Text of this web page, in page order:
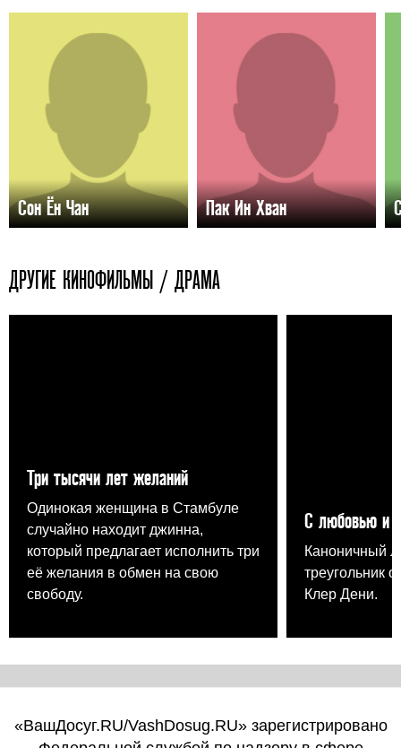
Сон Ён Чан Пак Ин Хван
ДРУГИЕ КИНОФИЛЬМЫ / ДРАМА
Три тысячи лет желаний
Одинокая женщина в Стамбуле
случайно находит джинна,
который предлагает исполнить три
её желания в обмен на свою
свободу.
С любовью и
Каноничный
треугольник
Клер Дени.
«ВашДосуг.RU/VashDosug.RU» зарегистрировано